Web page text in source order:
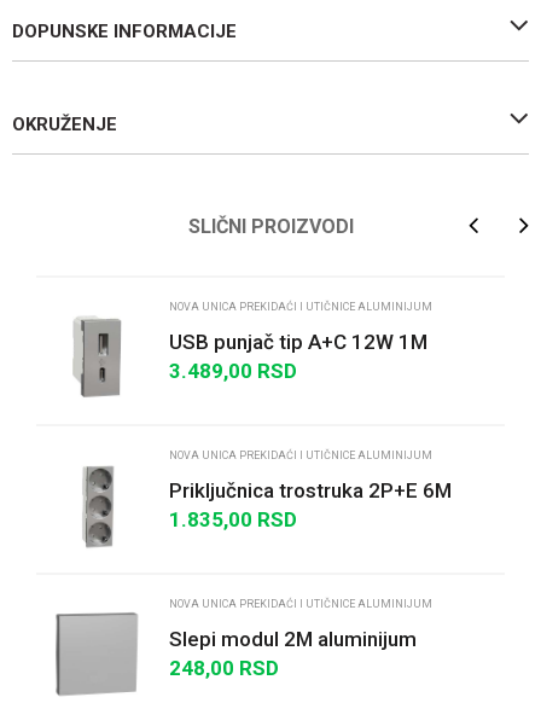
DOPUNSKE INFORMACIJE
OKRUŽENJE
SLIČNI PROIZVODI
NOVA UNICA PREKIDAĆI I UTIČNICE ALUMINIJUM
USB punjač tip A+C 12W 1M
aluminijum
3.489,00 RSD
NOVA UNICA PREKIDAĆI I UTIČNICE ALUMINIJUM
Priključnica trostruka 2P+E 6M
bezvijačna aluminijum
1.835,00 RSD
NOVA UNICA PREKIDAĆI I UTIČNICE ALUMINIJUM
Slepi modul 2M aluminijum
248,00 RSD